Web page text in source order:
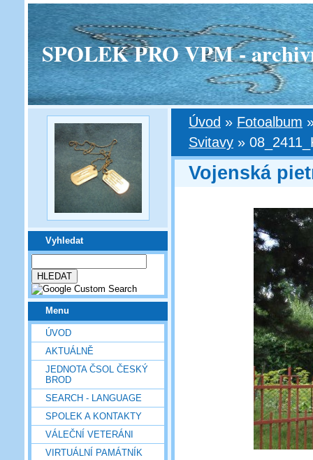
SPOLEK PRO VPM -
Vyhledat
Menu
ÚVOD
AKTUÁLNĚ
JEDNOTA ČSOL ČESKÝ
BROD
SEARCH - LANGUAGE
SPOLEK A KONTAKTY
VÁLEČNÍ VETERÁNI
VIRTUÁLNÍ PAMÁTNÍK
Úvod » Fotoalbum
Svitavy »
Vojenská